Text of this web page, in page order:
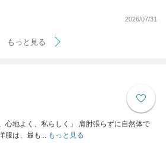
2026/07/31
もっと見る
心地よく、私らしく」 肩肘張らずに自然体で
服は、最も...もっと見る